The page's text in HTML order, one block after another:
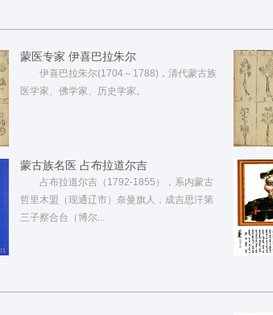
蒙医专家 伊喜巴拉朱尔
伊喜巴拉朱尔(1704～1788)，清代蒙古族
医学家、佛学家、历史学家。
蒙古族名医 占布拉道尔吉
占布拉道尔吉（1792-1855），系内蒙古
哲里木盟（现通辽市）奈曼旗人，成吉思汗第
三子察合台（博尔...